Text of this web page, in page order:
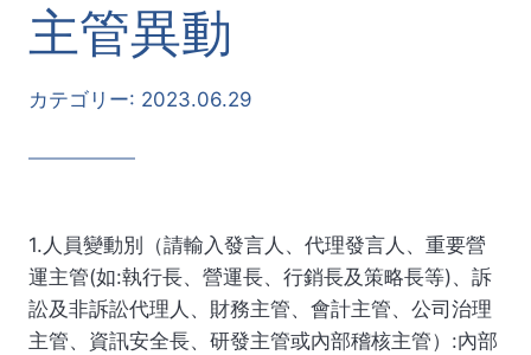
主管異動
カテゴリー: 2023.06.29
1.人員變動別（請輸入發言人、代理發言人、重要營
運主管(如:執行長、營運長、行銷長及策略長等)、訴
訟及非訴訟代理人、財務主管、會計主管、公司治理
主管、資訊安全長、研發主管或內部稽核主管）:內部